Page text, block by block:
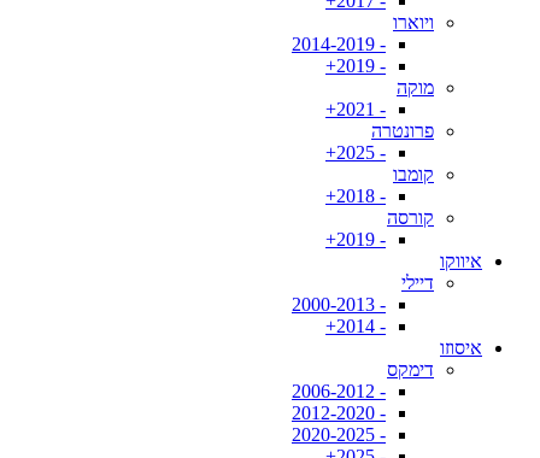
ויוארו
- 2014-2019
- 2019+
מוקה
- 2021+
פרונטרה
- 2025+
קומבו
- 2018+
קורסה
- 2019+
איווקו
דיילי
- 2000-2013
- 2014+
איסוזו
דימקס
- 2006-2012
- 2012-2020
- 2020-2025